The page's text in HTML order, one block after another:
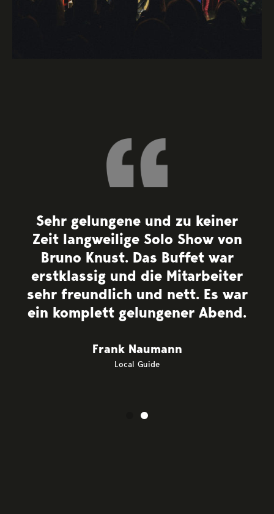
Sehr gelungene und zu keiner
Zeit langweilige Solo Show von
Bruno Knust. Das Buffet war
erstklassig und die Mitarbeiter
sehr freundlich und nett. Es war
ein komplett gelungener Abend.
Frank Naumann
Local Guide